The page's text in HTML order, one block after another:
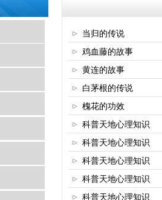
当归的传说
鸡血藤的故事
黄连的故事
白茅根的传说
槐花的功效
科普天地心理知识
科普天地心理知识
科普天地心理知识
科普天地心理知识
科普天地心理知识